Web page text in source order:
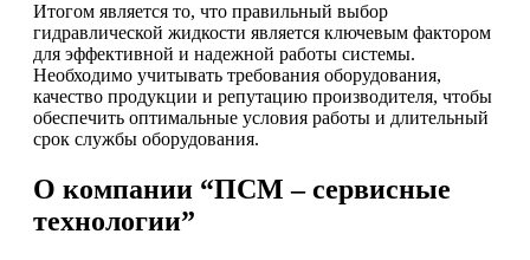
Итогом является то, что правильный выбор
гидравлической жидкости является ключевым фактором
для эффективной и надежной работы системы.
Необходимо учитывать требования оборудования,
качество продукции и репутацию производителя, чтобы
обеспечить оптимальные условия работы и длительный
срок службы оборудования.
О компании “ПСМ – сервисные
технологии”